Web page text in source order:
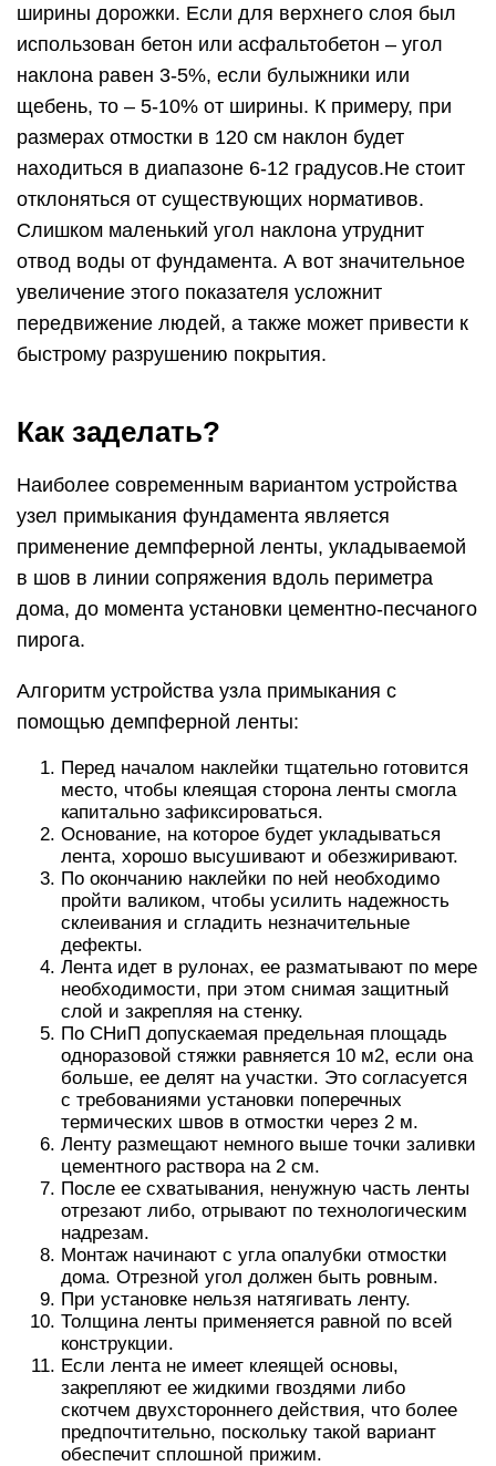
ширины дорожки. Если для верхнего слоя был
использован бетон или асфальтобетон – угол
наклона равен 3-5%, если булыжники или
щебень, то – 5-10% от ширины. К примеру, при
размерах отмостки в 120 см наклон будет
находиться в диапазоне 6-12 градусов.Не стоит
отклоняться от существующих нормативов.
Слишком маленький угол наклона утруднит
отвод воды от фундамента. А вот значительное
увеличение этого показателя усложнит
передвижение людей, а также может привести к
быстрому разрушению покрытия.
Как заделать?
Наиболее современным вариантом устройства
узел примыкания фундамента является
применение демпферной ленты, укладываемой
в шов в линии сопряжения вдоль периметра
дома, до момента установки цементно-песчаного
пирога.
Алгоритм устройства узла примыкания с
помощью демпферной ленты:
Перед началом наклейки тщательно готовится
место, чтобы клеящая сторона ленты смогла
капитально зафиксироваться.
Основание, на которое будет укладываться
лента, хорошо высушивают и обезжиривают.
По окончанию наклейки по ней необходимо
пройти валиком, чтобы усилить надежность
склеивания и сгладить незначительные
дефекты.
Лента идет в рулонах, ее разматывают по мере
необходимости, при этом снимая защитный
слой и закрепляя на стенку.
По СНиП допускаемая предельная площадь
одноразовой стяжки равняется 10 м2, если она
больше, ее делят на участки. Это согласуется
с требованиями установки поперечных
термических швов в отмостки через 2 м.
Ленту размещают немного выше точки заливки
цементного раствора на 2 см.
После ее схватывания, ненужную часть ленты
отрезают либо, отрывают по технологическим
надрезам.
Монтаж начинают с угла опалубки отмостки
дома. Отрезной угол должен быть ровным.
При установке нельзя натягивать ленту.
Толщина ленты применяется равной по всей
конструкции.
Если лента не имеет клеящей основы,
закрепляют ее жидкими гвоздями либо
скотчем двухстороннего действия, что более
предпочтительно, поскольку такой вариант
обеспечит сплошной прижим.